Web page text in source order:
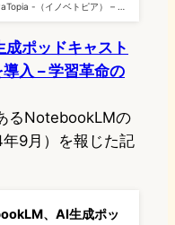
-（イノベトピア） – …
ポッドキャスト
入 – 学習革命の
るNotebookLMの
9月）を報じた記
、AI生成ポッ